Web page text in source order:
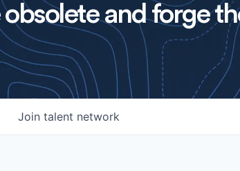
and forge
Join talent network